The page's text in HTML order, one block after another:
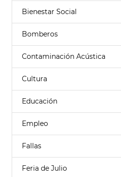
Bienestar Social
Bomberos
Contaminación Acústica
Cultura
Educación
Empleo
Fallas
Feria de Julio